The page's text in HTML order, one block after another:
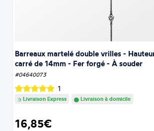
Barreaux martelé double vrilles -
carré de 14mm - Fer forgé - À souder
#04640073
1
Livraison Express Livraison à domicile
16,85€